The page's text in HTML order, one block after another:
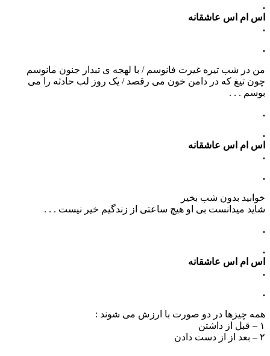
.
اس ام اس عاشقانه
.
.
من در شب تیره غیرت فانوسم / با لهجه ی تبدار جنون مانوسم
چون تیغ که در دامن خون می رقصد / یک روز لب حادثه را می
بوسم . . .
.
.
اس ام اس عاشقانه
.
.
خوابید بدون شب بخیر
شاید میدانست بی او هیچ ساعتی از زندگیم خیر نیست . . .
.
.
اس ام اس عاشقانه
.
.
همه چیزها در دو صورت با ارزش می شوند :
۱ – قبل از داشتن
۲ – بعد از از دست دادن